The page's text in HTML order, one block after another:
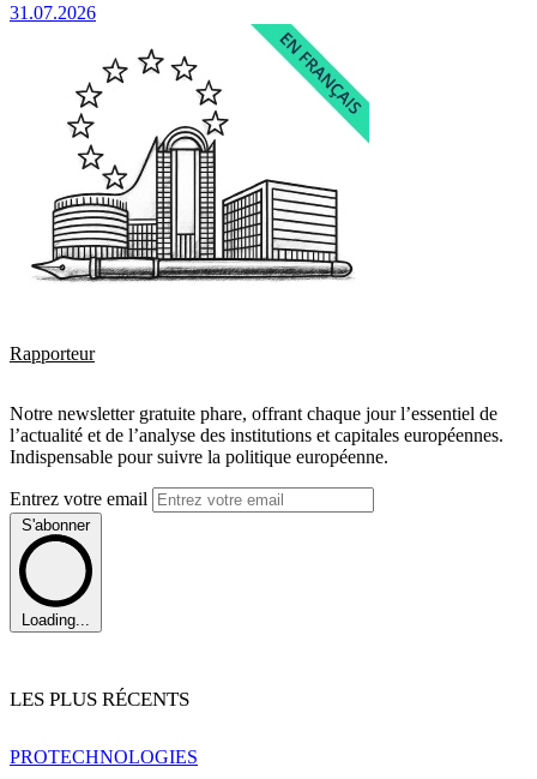
31.07.2026
Rapporteur
Notre newsletter gratuite phare, offrant chaque jour l’essentiel de
l’actualité et de l’analyse des institutions et capitales européennes.
Indispensable pour suivre la politique européenne.
Entrez votre email
S'abonner
Loading...
LES PLUS RÉCENTS
PROTECHNOLOGIES